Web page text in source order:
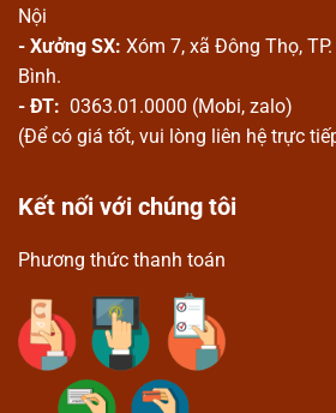
Nội
- Xưởng SX: Xóm 7, xã Đông Thọ,
Bình.
- ĐT: 0363.01.0000 (Mobi, zalo)
(Để có giá tốt, vui lòng liên hệ trực
Kết nối với chúng tôi
Phương thức thanh toán